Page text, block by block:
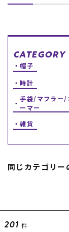
CATEGORY
サーフ
ブランド一覧
CATEGORY
帽子
時計
手袋/マフラー/
ーマー
雑貨
同じカテゴリー
201 件